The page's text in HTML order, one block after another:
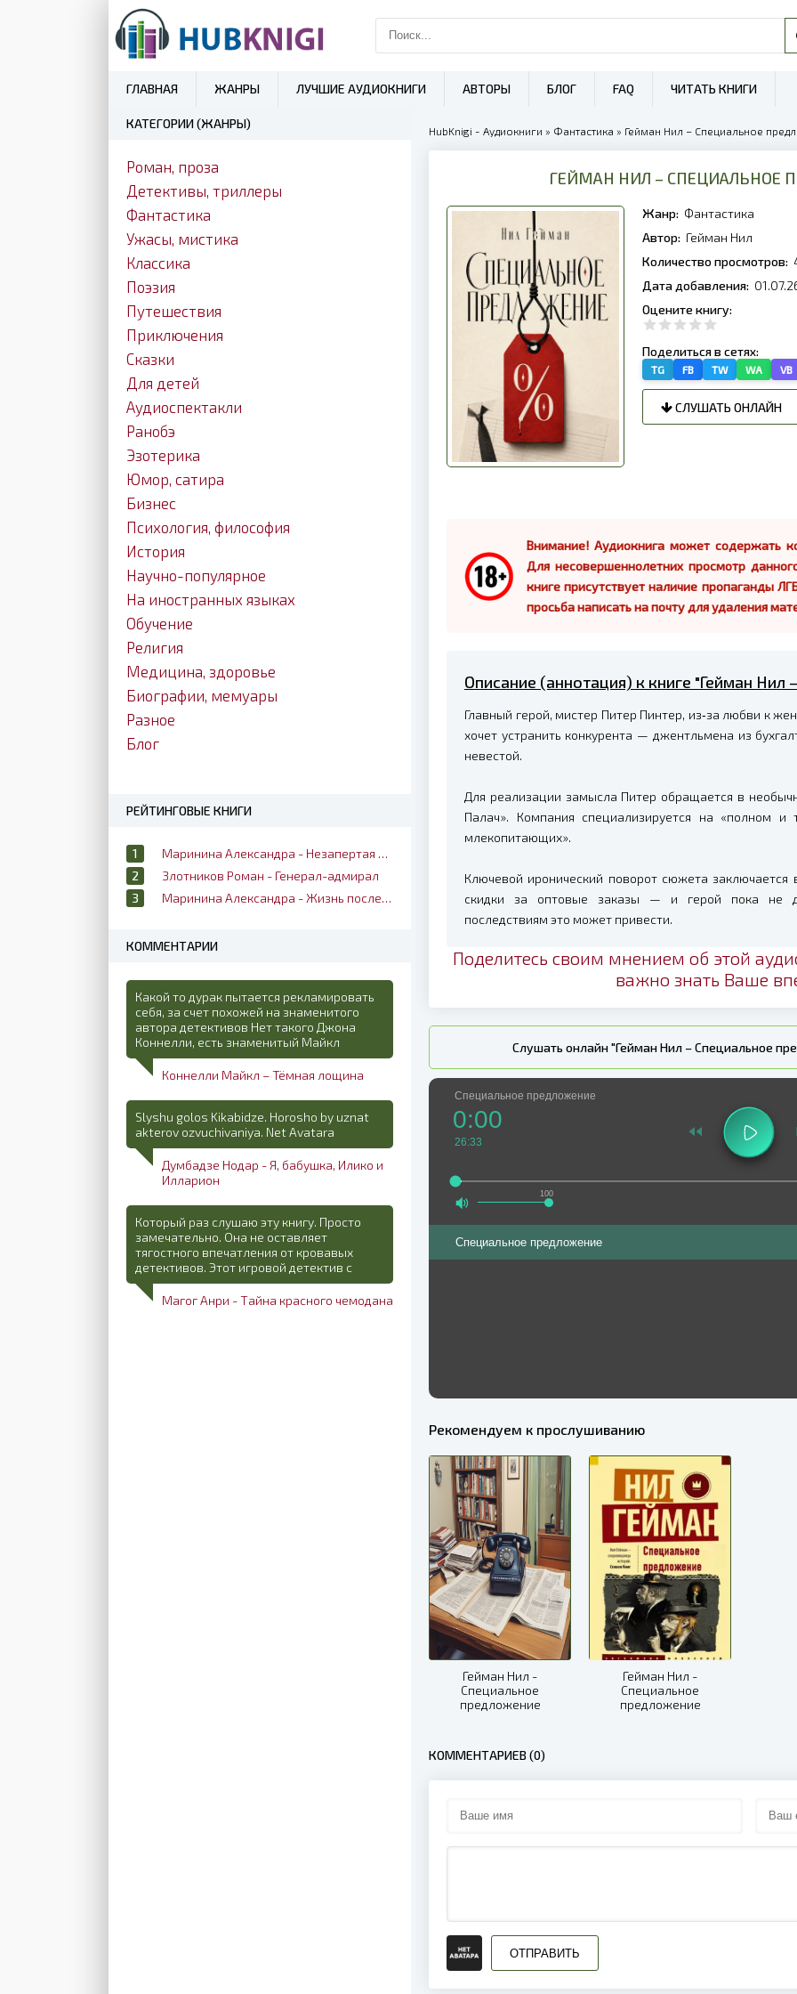
ГЛАВНАЯ ЖАНРЫ ЛУЧШИЕ АУДИОКНИГИ АВТОРЫ БЛОГ FAQ ЧИТАТЬ КНИГИ
HubKnigi - Аудиокниги » Фантастика » Гейман Нил – Специальное
ГЕЙМАН НИЛ – СПЕЦИАЛЬНОЕ
Жанр: Фантастика
Автор: Гейман Нил
Количество просмотров:
Дата добавления:
Оцените книгу:
Поделиться в сетях:
TG FB TW WA VB
СЛУШАТЬ ОНЛАЙН
Внимание! Аудиокнига может содержать
Для несовершеннолетних просмотр
книге присутствует наличие пропаганды
просьба написать на почту для удаления
Описание (аннотация) к книге "Гейман
Главный герой, мистер Питер Пинтер, из‑за любви к
хочет устранить конкурента — джентльмена из
невестой.
Для реализации замысла Питер обращается в
Палач». Компания специализируется на «полном и
млекопитающих».
Ключевой иронический поворот сюжета
скидки за оптовые заказы — и герой пока не
последствиям это может привести.
Поделитесь своим мнением об этой
важно знать Ваше
Слушать онлайн "Гейман Нил – Специальное
Специальное предложение
100
0:00
26:33
Специальное предложение
Рекомендуем к прослушиванию
Гейман Нил -
Специальное
предложение
Гейман Нил -
Специальное
предложение
КОММЕНТАРИЕВ (0)
ОТПРАВИТЬ
КАТЕГОРИИ (ЖАНРЫ)
Роман, проза
Детективы, триллеры
Фантастика
Ужасы, мистика
Классика
Поэзия
Путешествия
Приключения
Сказки
Для детей
Аудиоспектакли
Ранобэ
Эзотерика
Юмор, сатира
Бизнес
Психология, философия
История
Научно-популярное
На иностранных языках
Обучение
Религия
Медицина, здоровье
Биографии, мемуары
Разное
Блог
РЕЙТИНГОВЫЕ КНИГИ
Маринина Александра - Незапертая дверь
Злотников Роман - Генерал-адмирал
Маринина Александра - Жизнь после жизни
КОММЕНТАРИИ
Какой то дурак пытается рекламировать
себя, за счет похожей на знаменитого
автора детективов Нет такого Джона
Коннелли, есть знаменитый Майкл
Коннелли Майкл – Тёмная лощина
Slyshu golos Kikabidze. Horosho by uznat
akterov ozvuchivaniya. Net Avatara
Думбадзе Нодар - Я, бабушка, Илико и
Илларион
Который раз слушаю эту книгу. Просто
замечательно. Она не оставляет
тягостного впечатления от кровавых
детективов. Этот игровой детектив с
Магог Анри - Тайна красного чемодана